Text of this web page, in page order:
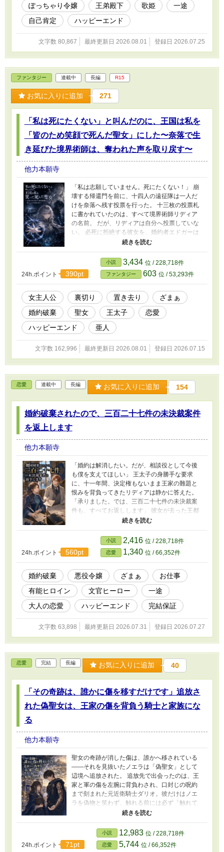
に社交界を支配してきた侯爵夫人の妨害は激し
くなっていく。 声を奪われ、再び自分を嫌いに
なりかけたリリアンに、クラウスは歌を求め
ず、ただ隣で食卓を囲んでくれた。 捨てられ令
嬢の自己肯定と、冷徹な王弟殿下の一途な愛。
最後は悪事を証拠で暴く、ざまぁありの異世界
貶める展開もありません。全46話完結保証・ハ
ッピーエンド。
ぽっちゃり令嬢 王弟殿下 歌姫
一途
自己肯定
ハッピーエンド
文字数 80,867 最終更新日 2026.08.01 登録日 2026.07.25
ファンタジー 連載中 長編 R15
お気に入りに追加 271
「私は死にたくない」と叫んだのに、王国は私を
「皆のため笑顔で死んだ聖女」にした〜奈落で生
き延びた境界術師は、奪われた声を取り戻す〜
他力本願寺
「私は志願していません。死にたくない！」 崩
壊する帰還門を前に、十四人の遠征隊は一人だ
けを奈落へ残す投票を行った。 十三枚の投票札
に書かれていたのは、すべて境界術師リディア
の名前。 だが、リディアは自分へ投票していな
い。 必死に拒絶する彼女を、婚約者エドガーは
背後から押さえつけた。 聖女マリエルは、リデ
た。 十三人は地上へ帰り、リディアだけが奈落
へ捨てられる。 その後、王国が発表したのは、
あまりにも美しい嘘だった。 ――リディアは仲
間を救うため、自ら笑って奈落へ残った。 ――
婚約者へ国民の未来を託し、満足して命を捧げ
た。 空の墓が造られ、リディアは「献身の聖
女」として祀られていく。 けれど、彼女は生き
ていた。 奈落で出会ったのは、言葉の通じない
少女フィアと、最深部の牢につながれた角人族
の男ラウル。 婚約者は、愛していると言いなが
らリディアの拒絶を奪った。 一方のラウルは、
危険が迫る中でも「助けを望むか」と彼女自身
の意思を確かめた。 地下には、リディアより前
にも同じように置き去りにされ、英雄へ仕立て
上げられた人々の記録が眠っていた。 奪われた
脱出石。偽造された投票。最初から仕組まれて
いた事故。 「笑って死んだ聖女でいろと言うな
ら、その名は返します」 これは、生贄にされた
を取り戻す逆転の物語。
24h.ポイント 390pt
小説 3,434 位 / 228,718件
ファンタジー 603 位 / 53,293件
女主人公 裏切り 置き去り
ざまぁ
婚約破棄
聖女 王太子
恋愛
ハッピーエンド
亜人
文字数 162,996 最終更新日 2026.08.01 登録日 2026.07.15
恋愛 連載中 長編 お気に入りに追加 154
婚約破棄されたので、三百二十七件の未決裁案件
を返上します
他力本願寺
「婚約は解消したい。だが、相談役として今後
も僕を支えてほしい」 王太子の身勝手な要求
に、十一年間、決定権もないまま王家の難題と
恨みを背負ってきたリディアは静かに答えた。
「承りました。では、三百二十七件の未決裁案
件も、すべてお返しします」 彼女が去った王都
では、王族と重臣たちが自分の名で決断を迫ら
く。 一方、湖畔の自治都市レーヴェへ移ったリ
ディアは、誠実すぎる丸眼鏡の書記官長オスカ
ーと出会う。彼は彼女の働きを当然と思わず、
仕事の範囲も報酬も休む日も、必ず本人に選ば
せてくれた。 「役に立てない日も、あなたと食
事がしたい」 少しずつ自分の人生を取り戻すリ
ディア。だが、彼女の名を無断で使った立ち退
き計画が、三村二百十八世帯の暮らしを奪おう
としていた。 静かなざまぁ、お仕事、じれじれ
の大人恋愛。誰かの代わりに嫌われることをや
めた元悪役令嬢が、最後は自分の望む相手と未
来を選ぶ、完結済みハッピーエンド。 ※自作短
編：婚約破棄、承りました。王家から押しつけ
られた三百二十七件は、すべてお返しします～
「灰色の悪役令嬢」は湖畔の書記官に大切にさ
れる～ に連載版です。 第6話までは同内容とな
りますので短編お読みの方は第7話からお読みく
ださい。
24h.ポイント 560pt
小説 2,416 位 / 228,718件
恋愛 1,340 位 / 66,352件
婚約破棄 悪役令嬢 ざまぁ
お仕事
有能ヒロイン
文官ヒーロー
一途
大人の恋愛
ハッピーエンド 完結保証
文字数 63,898 最終更新日 2026.07.31 登録日 2026.07.27
恋愛 完結 長編 お気に入りに追加 40
「その奇跡は、誰かに傷を移すだけです」追放さ
れた偽聖女は、王家の傷を背負う騎士と家族にな
る
他力本願寺
聖女の奇跡が消した傷は、誰かへ移されている
――それを見抜いたノエラは「偽聖女」として
辺境へ追放された。 追放先で出会ったのは、王
家と軍の傷を左腕に背負わされ、口封じの呪約
まで刻まれた元近衛騎士ダリオ。彼だけはノエ
ラを偽物と笑わず、触れる前には必ず「触れて
もいいですか」と尋ねてくれた。 奇跡に隠され
の不正を暴き、やがて王国初の呪約監査院を立
ち上げる。だが、二人の前には「国を救うため
なら誰かを犠牲にしてよい」と信じる者たちが
24h.ポイント 71pt
小説 12,983 位 / 228,718件
恋愛 5,744 位 / 66,352件